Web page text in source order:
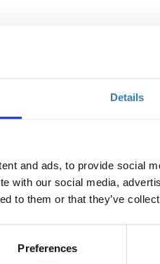
Details
and ads, to provide social
with our social media,
to them or that they’ve
Preferences
δεδομένα που καλούμαστε